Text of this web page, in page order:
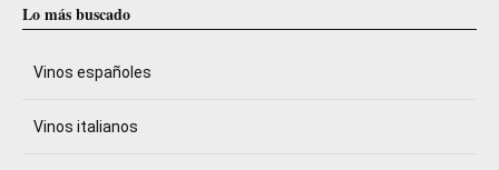
Lo más buscado
Vinos españoles
Vinos italianos